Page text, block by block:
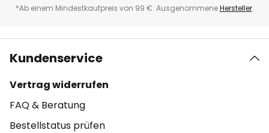
*Ab einem Mindestkaufpreis von 99 €. AusgenommeneHersteller.
Kundenservice
Vertrag widerrufen
FAQ & Beratung
Bestellstatus prüfen